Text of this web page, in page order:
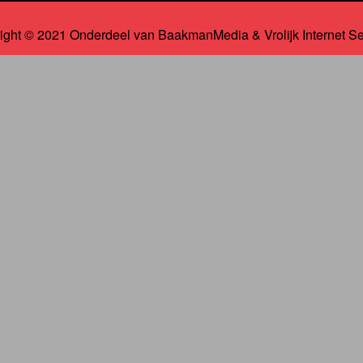
© 2021 Onderdeel van BaakmanMedia& Vrolijk Internet